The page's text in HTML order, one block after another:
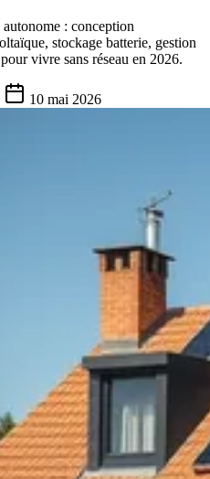
: conception
stockage batterie, gestion
vivre sans réseau en 2026.
10 mai 2026